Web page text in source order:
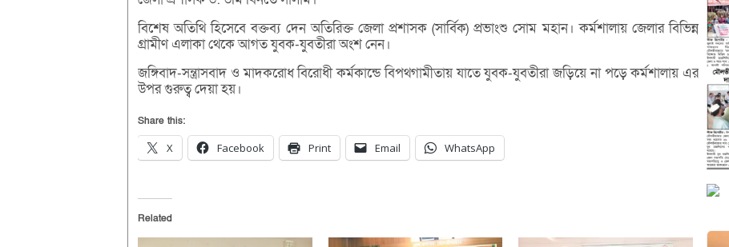
বিশেষ অতিথি হিসেবে বক্তব্য দেন অতিরিক্ত জেলা প্রশাসক (সার্বিক) প্রভাংশু সোম মহান। কর্মশালায় জেলার বিভিন্ন
গ্রামীণ এলাকা থেকে আগত যুবক-যুবতীরা অংশ নেন।
জঙ্গিবাদ-সন্ত্রাসবাদ ও মাদকরোধ বিরোধী কর্মকান্ডে বিপথগামীতায় যাতে যুবক-যুবতীরা জড়িয়ে না পড়ে কর্মশালায় এর
উপর গুরুত্ব দেয়া হয়।
Share this:
X Facebook Print Email WhatsApp
Related